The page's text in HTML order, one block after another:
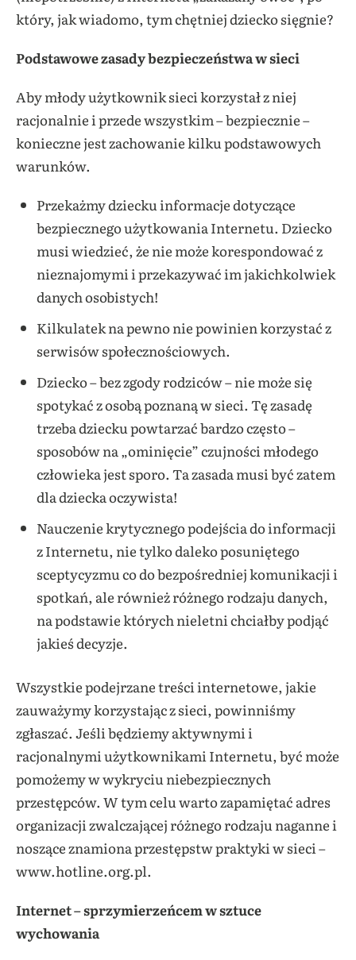
który, jak wiadomo, tym chętniej dziecko sięgnie?
Podstawowe zasady bezpieczeństwa w sieci
Aby młody użytkownik sieci korzystał z niej
racjonalnie i przede wszystkim – bezpiecznie –
konieczne jest zachowanie kilku podstawowych
warunków.
Przekażmy dziecku informacje dotyczące
bezpiecznego użytkowania Internetu. Dziecko
musi wiedzieć, że nie może korespondować z
nieznajomymi i przekazywać im jakichkolwiek
danych osobistych!
Kilkulatek na pewno nie powinien korzystać z
serwisów społecznościowych.
Dziecko – bez zgody rodziców – nie może się
spotykać z osobą poznaną w sieci. Tę zasadę
trzeba dziecku powtarzać bardzo często –
sposobów na „ominięcie” czujności młodego
człowieka jest sporo. Ta zasada musi być zatem
dla dziecka oczywista!
Nauczenie krytycznego podejścia do informacji
z Internetu, nie tylko daleko posuniętego
sceptycyzmu co do bezpośredniej komunikacji i
spotkań, ale również różnego rodzaju danych,
na podstawie których nieletni chciałby podjąć
jakieś decyzje.
Wszystkie podejrzane treści internetowe, jakie
zauważymy korzystając z sieci, powinniśmy
zgłaszać. Jeśli będziemy aktywnymi i
racjonalnymi użytkownikami Internetu, być może
pomożemy w wykryciu niebezpiecznych
przestępców. W tym celu warto zapamiętać adres
organizacji zwalczającej różnego rodzaju naganne i
noszące znamiona przestępstw praktyki w sieci –
www.hotline.org.pl.
Internet – sprzymierzeńcem w sztuce
wychowania